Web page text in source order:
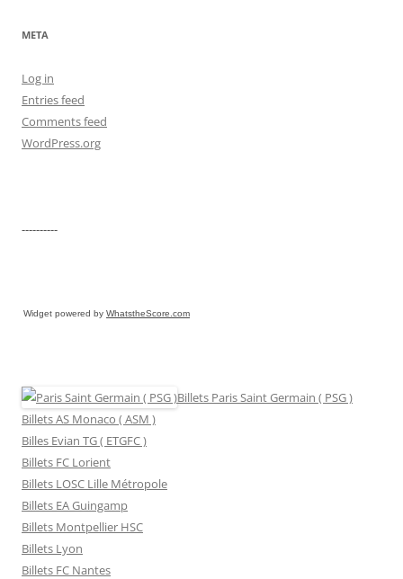
META
Log in
Entries feed
Comments feed
WordPress.org
----------
Widget powered by WhatstheScore.com
Billets Paris Saint Germain ( PSG )
Billets AS Monaco ( ASM )
Billes Evian TG ( ETGFC )
Billets FC Lorient
Billets LOSC Lille Métropole
Billets EA Guingamp
Billets Montpellier HSC
Billets Lyon
Billets FC Nantes